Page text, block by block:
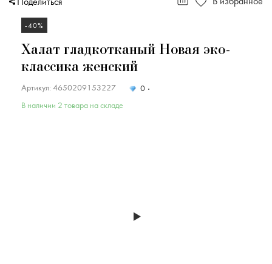
-40%
Халат гладкотканый Новая эко-
классика женский
Артикул: 4650209153227
0
В наличии 2 товара на складе